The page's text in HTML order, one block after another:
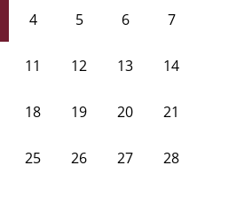
4 5 6 7
11 12 13 14
18 19 20 21
25 26 27 28